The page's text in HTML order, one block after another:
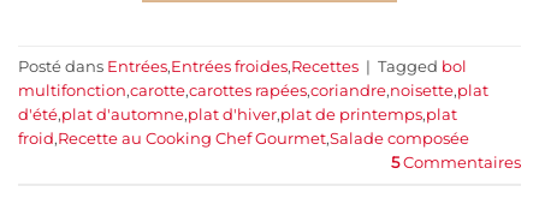
Posté dans Entrées,Entrées froides,Recettes | Tagged bol
multifonction,carotte,carottes rapées,coriandre,noisette,plat
d'été,plat d'automne,plat d'hiver,plat de printemps,plat
froid,Recette au Cooking Chef Gourmet,Salade composée
5Commentaires